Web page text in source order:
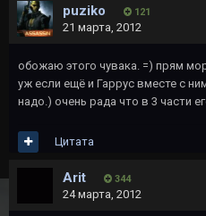
puziko 121
21 марта, 2012
обожаю этого чувака. =) прям
уж если ещё и Гаррус вместе с
надо.) очень рада что в 3 части
Цитата
Arit 344
24 марта, 2012